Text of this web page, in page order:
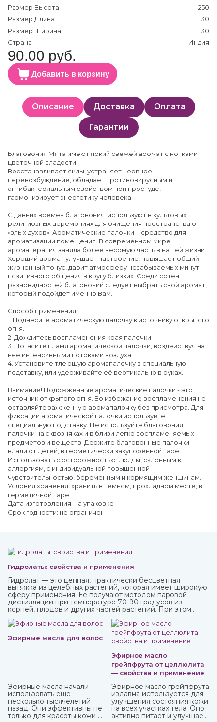
Размер Высота
250
Размер Длина
30
Размер Ширина
30
Страна
Индия
90.00 руб.
Добавить в корзину
Описание Доставка Оплата
Гарантии
Благовония Мята имеют яркий свежей аромат с нотками
цветочной сладости.
Восстанавливает силы, устраняет нервное
перевозбуждение, обладает противовирусным и
антибактериальным свойством при простуде,
гармонизирует энергетику человека.
С давних времён благовония используют в культовых
религиозных церемониях для очищения пространства от
«злых духов». Ароматические палочки - средство для
ароматизации помещения. В современном мире
ароматерапия заняла более весомую часть в нашей жизни.
Хороший аромат улучшает настроение, повышает общий
жизненный тонус, дарит атмосферу незабываемых минут
позитивного общения в кругу близких. Среди сотен
разновидностей благовоний следует выбрать свой аромат,
который подойдёт именно Вам.
Способ применения:
1. Поднесите ароматическую палочку к источнику открытого
огня.
2. Дождитесь воспламенения края палочки.
3. Погасите пламя ароматической палочки, воздействуя на
неё интенсивными потоками воздуха.
4. Установите тлеющую аромапалочку в специальную
подставку, или удерживайте её вертикально в руках.
Внимание! Подожжённые ароматические палочки - это
источник открытого огня. Во избежание воспламенения не
оставляйте зажженную аромапалочку без присмотра. Для
фиксации ароматической палочки используйте
специальную подставку. Не используйте благовония
палочки на сквозняках и в близи легко воспламеняемых
предметов и веществ. Держите благовонные палочки
вдали от детей, в герметически закупоренной таре.
Использовать с осторожностью: людям, склонным к
аллергиям, с индивидуальной повышенной
чувствительностью, беременным и кормящим женщинам.
Условия хранения: хранить в тёмном, прохладном месте, в
герметичной таре.
Дата изготовления: на упаковке
Срок годности: не ограничен
Гидролаты: свойства и применения
Гидролат — это ценная, практически бесцветная
вытяжка из целебных растений, которая имеет широкую
сферу применения. Ее получают методом паровой
дистилляции при температуре 70-90 градусов из
корней, плодов и других частей растений. При этом
может и поменяться. Купите различные натуральные
гидролаты в интернет-магазине ИндоКитай с доставкой
по России.
Эфирные масла для волос
Эфирные масла начали
использовать еще
несколько тысячелетий
назад. Они эффективны не
только для красоты кожи и
Эфирное масло
грейпфрута от целлюлита
— свойства и применение
Эфирное масло грейпфрута
издавна используется для
улучшения состояния кожи
на всех участках тела. Оно
активно питает и улучшает